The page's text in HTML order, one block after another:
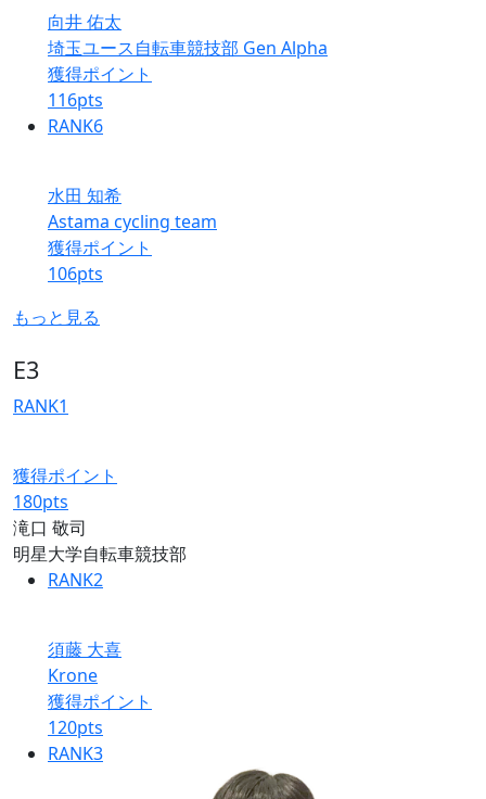
向井 佑太
埼玉ユース自転車競技部 Gen Alpha
獲得ポイント
116pts
RANK6
水田 知希
Astama cycling team
獲得ポイント
106pts
もっと見る
E3
RANK1
獲得ポイント
180pts
滝口 敬司
明星大学自転車競技部
RANK2
須藤 大喜
Krone
獲得ポイント
120pts
RANK3